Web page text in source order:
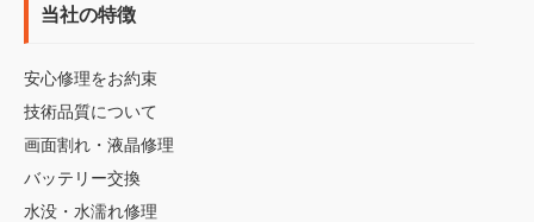
当社の特徴
安心修理をお約束
技術品質について
画面割れ・液晶修理
バッテリー交換
水没・水濡れ修理